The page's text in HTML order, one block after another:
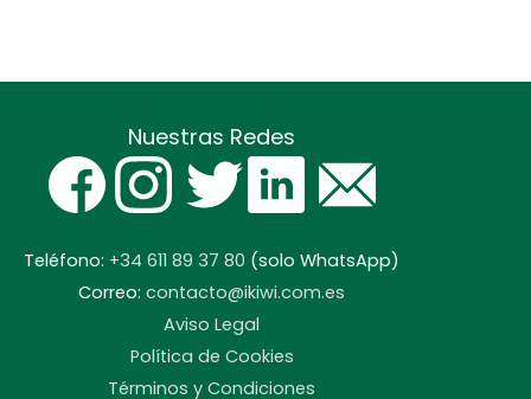
Nuestras Redes
Teléfono: +34 611 89 37 80 (solo WhatsApp)
Correo: contacto@ikiwi.com.es
Aviso Legal
Política de Cookies
Términos y Condiciones